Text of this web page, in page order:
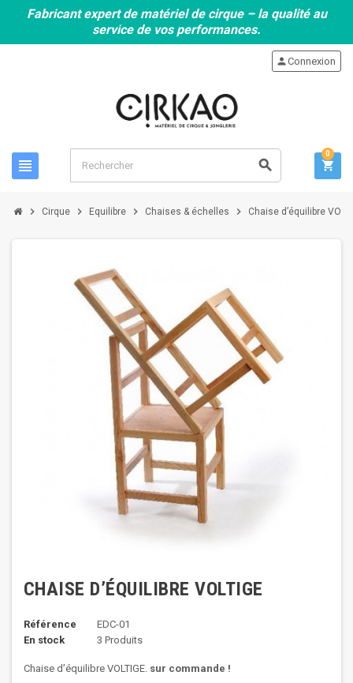
Fabricant expert de matériel de cirque – la qualité au
service de vos performances.
view_headline search
personConnexion
shopping_cart
0
chevron_right Cirque chevron_right Equilibre chevron_right Chaises & échelles chevron_right Chaise d’équilibre
CHAISE D’ÉQUILIBRE VOLTIGE
Référence
EDC-01
En stock
3 Produits
Chaise d’équilibre VOLTIGE. sur commande !